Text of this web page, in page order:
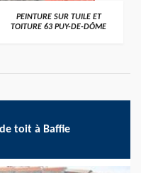
PEINTURE SUR TUILE ET
TOITURE 63 PUY-DE-DÔME
toit à Baffie